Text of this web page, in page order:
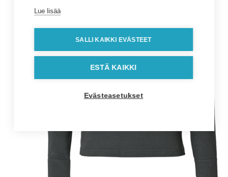
Lue lisää
SALLI KAIKKI EVÄSTEET
ESTÄ KAIKKI
Evästeasetukset